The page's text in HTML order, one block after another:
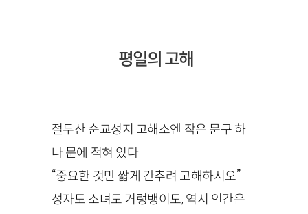
평일의 고해
절두산 순교성지 고해소엔 작은 문구 하
나 문에 적혀 있다
“중요한 것만 짧게 간추려 고해하시오”
성자도 소녀도 거렁뱅이도, 역시 인간은